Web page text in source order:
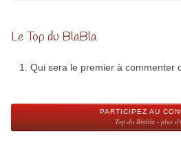
Le Top du BlaBla
Qui sera le premier à commenter
PARTICIPEZ AU
Top du Blabla - plus